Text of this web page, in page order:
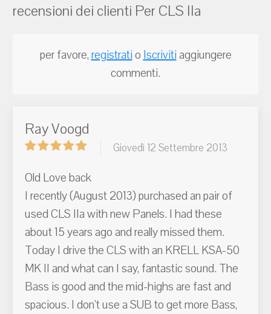
recensioni dei clienti Per CLS IIa
per favore,registratio Iscrivitiaggiungere
commenti.
Ray Voogd
Giovedì 12 Settembre 2013
Old Love back
I recently (August 2013) purchased an pair of
used CLS IIa with new Panels. I had these
about 15 years ago and really missed them.
Today I drive the CLS with an KRELL KSA-50
MK II and what can I say, fantastic sound. The
Bass is good and the mid-highs are fast and
spacious. I don't use a SUB to get more Bass,